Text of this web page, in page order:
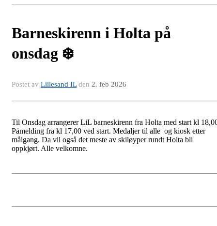
Barneskirenn i Holta på
onsdag ❄️
Postet av Lillesand ILden 2. feb 2026
Til Onsdag arrangerer LiL barneskirenn fra Holta med start kl
Påmelding fra kl 17,00 ved start. Medaljer til alle og kiosk etter
målgang. Da vil også det meste av skiløyper rundt Holta bli
oppkjørt. Alle velkomne.